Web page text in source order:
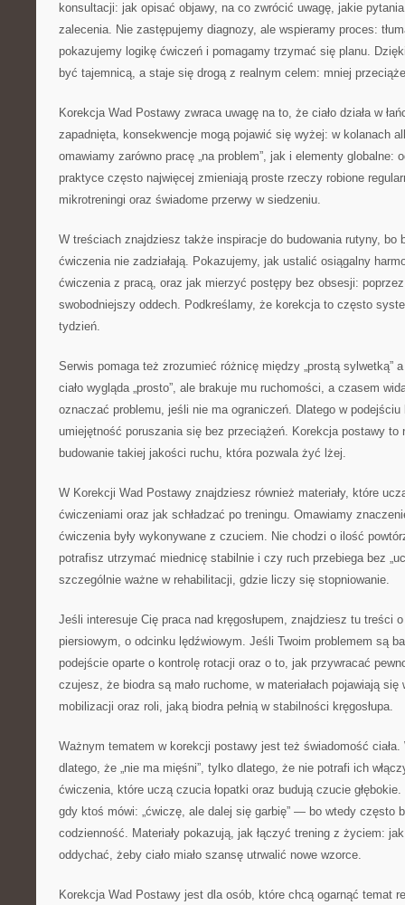
konsultacji: jak opisać objawy, na co zwrócić uwagę, jakie
zalecenia. Nie zastępujemy diagnozy, ale wspieramy proces:
pokazujemy logikę ćwiczeń i pomagamy trzymać się planu.
być tajemnicą, a staje się drogą z realnym celem: mniej
Korekcja Wad Postawy zwraca uwagę na to, że ciało działa w
zapadnięta, konsekwencje mogą pojawić się wyżej: w kolanach
omawiamy zarówno pracę „na problem”, jak i elementy globalne:
praktyce często najwięcej zmieniają proste rzeczy robione
mikrotreningi oraz świadome przerwy w siedzeniu.
W treściach znajdziesz także inspiracje do budowania rutyny, bo
ćwiczenia nie zadziałają. Pokazujemy, jak ustalić osiągalny
ćwiczenia z pracą, oraz jak mierzyć postępy bez obsesji:
swobodniejszy oddech. Podkreślamy, że korekcja to często
tydzień.
Serwis pomaga też zrozumieć różnicę między „prostą sylwetką”
ciało wygląda „prosto”, ale brakuje mu ruchomości, a czasem
oznaczać problemu, jeśli nie ma ograniczeń. Dlatego w
umiejętność poruszania się bez przeciążeń. Korekcja postawy to
budowanie takiej jakości ruchu, która pozwala żyć lżej.
W Korekcji Wad Postawy znajdziesz również materiały, które
ćwiczeniami oraz jak schładzać po treningu. Omawiamy
ćwiczenia były wykonywane z czuciem. Nie chodzi o ilość
potrafisz utrzymać miednicę stabilnie i czy ruch przebiega bez
szczególnie ważne w rehabilitacji, gdzie liczy się stopniowanie.
Jeśli interesuje Cię praca nad kręgosłupem, znajdziesz tu treści
piersiowym, o odcinku lędźwiowym. Jeśli Twoim problemem są
podejście oparte o kontrolę rotacji oraz o to, jak przywracać
czujesz, że biodra są mało ruchome, w materiałach pojawiają
mobilizacji oraz roli, jaką biodra pełnią w stabilności kręgosłupa.
Ważnym tematem w korekcji postawy jest też świadomość
dlatego, że „nie ma mięśni”, tylko dlatego, że nie potrafi ich
ćwiczenia, które uczą czucia łopatki oraz budują czucie
gdy ktoś mówi: „ćwiczę, ale dalej się garbię” — bo wtedy często
codzienność. Materiały pokazują, jak łączyć trening z życiem:
oddychać, żeby ciało miało szansę utrwalić nowe wzorce.
Korekcja Wad Postawy jest dla osób, które chcą ogarnąć temat